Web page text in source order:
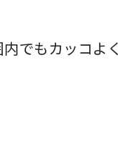
内でもカッコよ